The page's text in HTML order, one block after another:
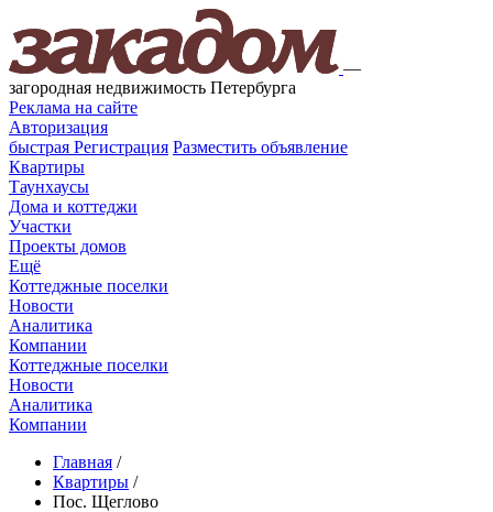
—
загородная недвижимость Петербурга
Реклама на сайте
Авторизация
быстрая Регистрация Разместить объявление
Квартиры
Таунхаусы
Дома и коттеджи
Участки
Проекты домов
Ещё
Коттеджные поселки
Новости
Аналитика
Компании
Коттеджные поселки
Новости
Аналитика
Компании
Главная /
Квартиры /
Пос. Щеглово